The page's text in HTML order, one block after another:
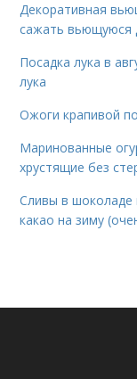
Декоративная
сажать вьющуюся
Посадка лука в
лука
Ожоги крапивой
Маринованные
хрустящие без
Сливы в шоколаде
какао на зиму